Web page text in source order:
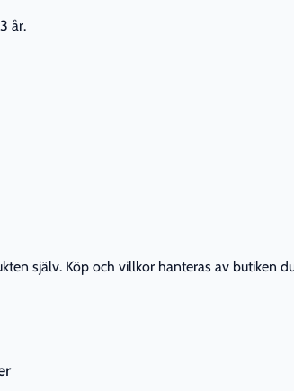
år.
själv. Köp och villkor hanteras av butiken